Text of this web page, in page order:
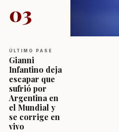
03
ÚLTIMO PASE
Gianni
Infantino deja
escapar que
sufrió por
Argentina en
el Mundial y
se corrige en
vivo